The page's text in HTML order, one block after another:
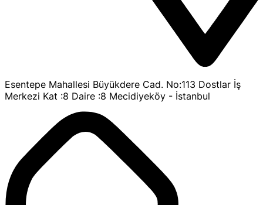
Esentepe Mahallesi Büyükdere Cad. No:113 Dostlar İş
Merkezi Kat :8 Daire :8 Mecidiyeköy - İstanbul